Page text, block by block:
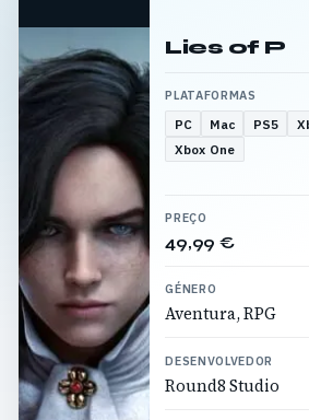
Lies of P
PLATAFORMAS
PC Mac PS5
Xbox One
PREÇO
49,99 €
GÉNERO
Aventura, RPG
DESENVOLVEDOR
Round8 Studio